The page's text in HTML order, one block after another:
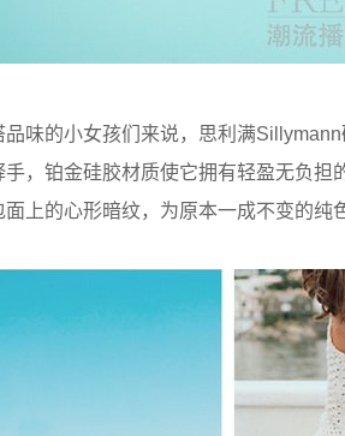
味的小女孩们来说，思利满
，铂金硅胶材质使它拥有轻盈无负担
上的心形暗纹，为原本一成不变的纯